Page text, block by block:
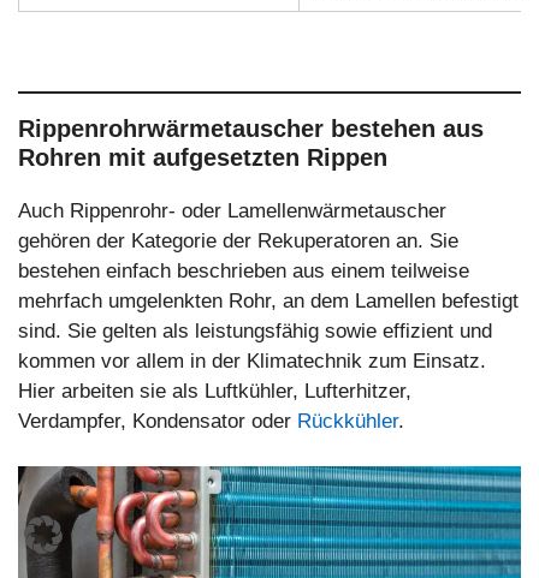
Rippenrohrwärmetauscher bestehen aus
Rohren mit aufgesetzten Rippen
Auch Rippenrohr- oder Lamellenwärmetauscher
gehören der Kategorie der Rekuperatoren an. Sie
bestehen einfach beschrieben aus einem teilweise
mehrfach umgelenkten Rohr, an dem Lamellen befestigt
sind. Sie gelten als leistungsfähig sowie effizient und
kommen vor allem in der Klimatechnik zum Einsatz.
Hier arbeiten sie als Luftkühler, Lufterhitzer,
Verdampfer, Kondensator oder Rückkühler.